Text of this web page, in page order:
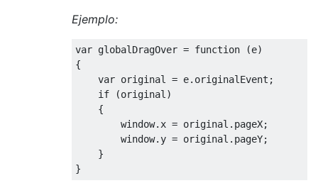
Ejemplo:
var globalDragOver = function (e)
{
var original = e. originalEvent ;
if
(original )
{
        window
. x = original . pageX;
        window
. y = original . pageY;
}
}